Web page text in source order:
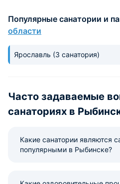
Популярные санатории и
области
Ярославль (3 санатория)
Часто задаваемые
санаториях в
Какие санатории являются
популярными в Рыбинске?